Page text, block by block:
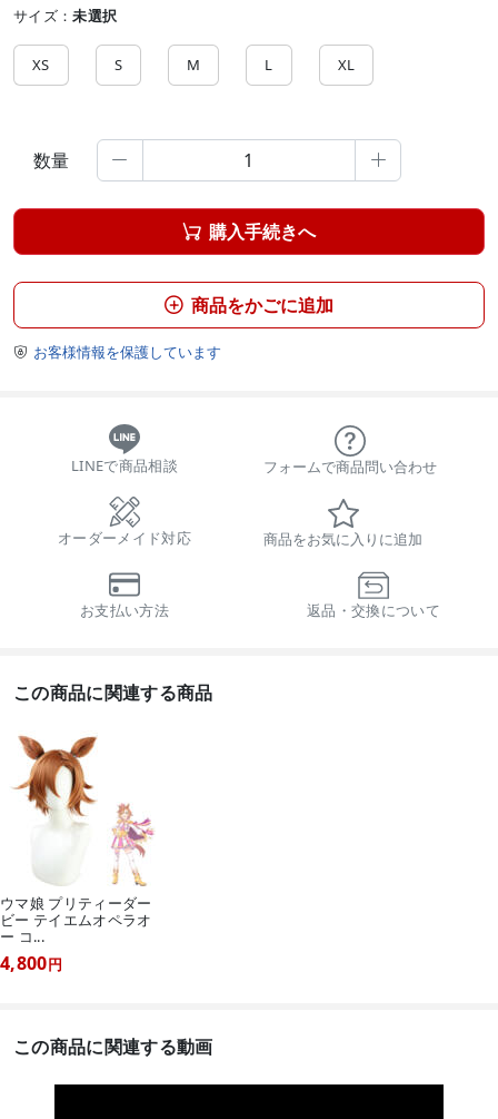
サイズ：未選択
XS S M L XL
数量  
 購入手続きへ
 商品をかごに追加
 お客様情報を保護しています
LINEで商品相談 フォームで商品問い合わせ
オーダーメイド対応 商品をお気に入りに追加
お支払い方法 返品・交換について
この商品に関連する商品
ウマ娘 プリティーダー
ビー テイエムオペラオ
ー コ...
4,800円
この商品に関連する動画